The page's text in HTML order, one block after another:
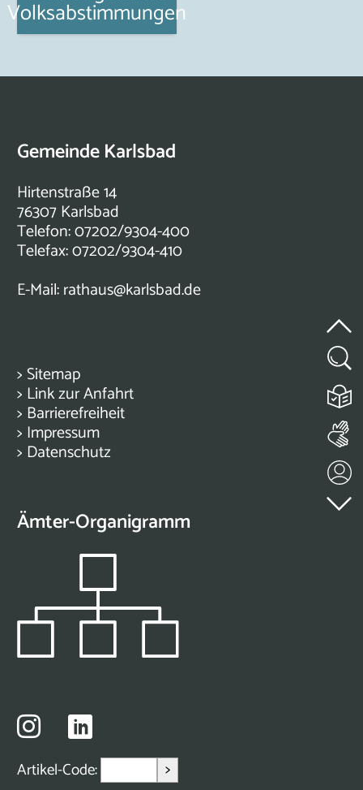
Volksabstimmungen
Gemeinde Karlsbad
Hirtenstraße 14
76307 Karlsbad
Telefon: 07202/9304-400
Telefax: 07202/9304-410
E-Mail:rathaus@karlsbad.de
> Sitemap
> Link zur Anfahrt
> Barrierefreiheit
> Impressum
> Datenschutz
Ämter-Organigramm
Artikel-Code: >